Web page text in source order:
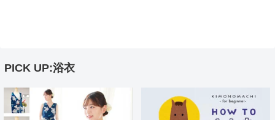
PICK UP:浴衣